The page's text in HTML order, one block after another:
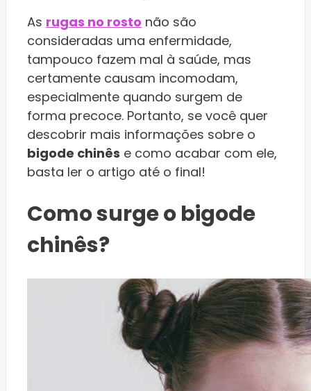
As rugas no rosto não são
consideradas uma enfermidade,
tampouco fazem mal à saúde, mas
certamente causam incomodam,
especialmente quando surgem de
forma precoce. Portanto, se você quer
descobrir mais informações sobre o
bigode chinês e como acabar com ele,
basta ler o artigo até o final!
Como surge o bigode
chinês?